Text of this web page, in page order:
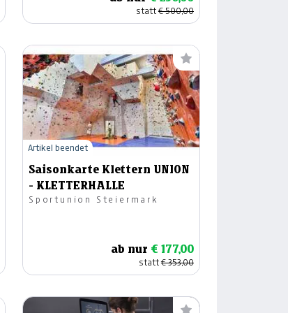
statt€ 500,00
Saisonkarte Klettern UNION
- KLETTERHALLE
Sportunion Steiermark
ab nur € 177,00
statt€ 353,00
Artikel beendet